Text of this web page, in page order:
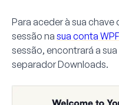
Para aceder à sua
sessão na sua conta
sessão, encontrará a
separadorDownloads.